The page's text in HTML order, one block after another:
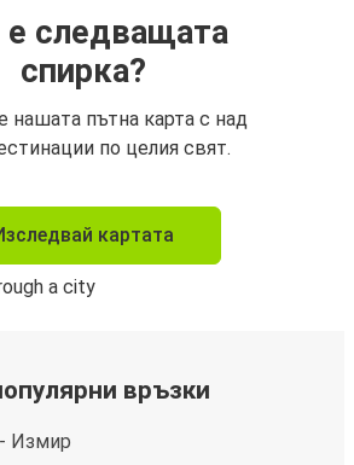
е следващата
спирка?
нашата пътна карта с над
по целия свят.
картата
връзки
Измир